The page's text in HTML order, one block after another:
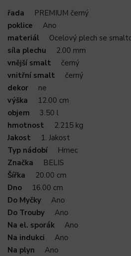
řada
PREMIUM černý
poklice
Ano
materiál
Ocelový plech se
síla plechu
2.00 mm
vnější smalt
černý
vnitřní smalt
černý
dekor
ne
výška
12.00 cm
objem
3.50 l
hmotnost
2.215 kg
Jakost
1. Jakost
Typ nádobí
Hrnec
Značka
BELIS
Šířka
20.00 cm
Dno
16.00 cm
Do Myčky
Ano
Do Trouby
Ano
Na el. sporák
Ano
Na indukci
Ano
Na plyn
Ano